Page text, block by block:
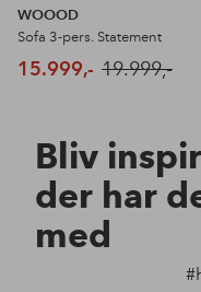
WOOOD
Sofa 3-pers. Statement
15.999,- 19.999,-
Bliv
der har
med